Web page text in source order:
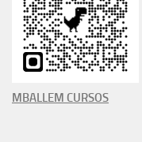
MBALLEM CURSOS